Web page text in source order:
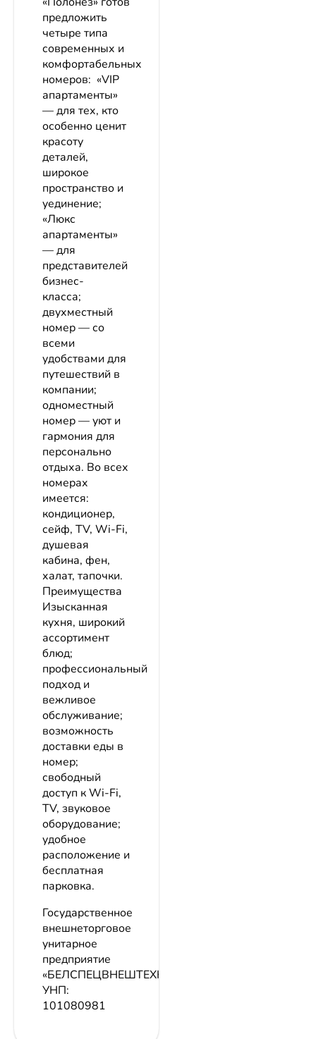
предложить
четыре типа
современных и
комфортабельных
номеров: «VIP
апартаменты»
— для тех, кто
особенно ценит
красоту
деталей,
широкое
пространство и
уединение;
«Люкс
апартаменты»
— для
представителей
бизнес-
класса;
двухместный
номер — со
всеми
удобствами для
путешествий в
компании;
одноместный
номер — уют и
гармония для
персонально
отдыха. Во всех
номерах
имеется:
кондиционер,
сейф, TV, Wi-Fi,
душевая
кабина, фен,
халат, тапочки.
Преимущества
Изысканная
кухня, широкий
ассортимент
блюд;
профессиональный
подход и
вежливое
обслуживание;
возможность
доставки еды в
номер;
свободный
доступ к Wi-Fi,
TV, звуковое
оборудование;
удобное
расположение и
бесплатная
парковка.
Государственное
внешнеторговое
унитарное
предприятие
«БЕЛСПЕЦВНЕШТЕХНИКА»
УНП:
101080981